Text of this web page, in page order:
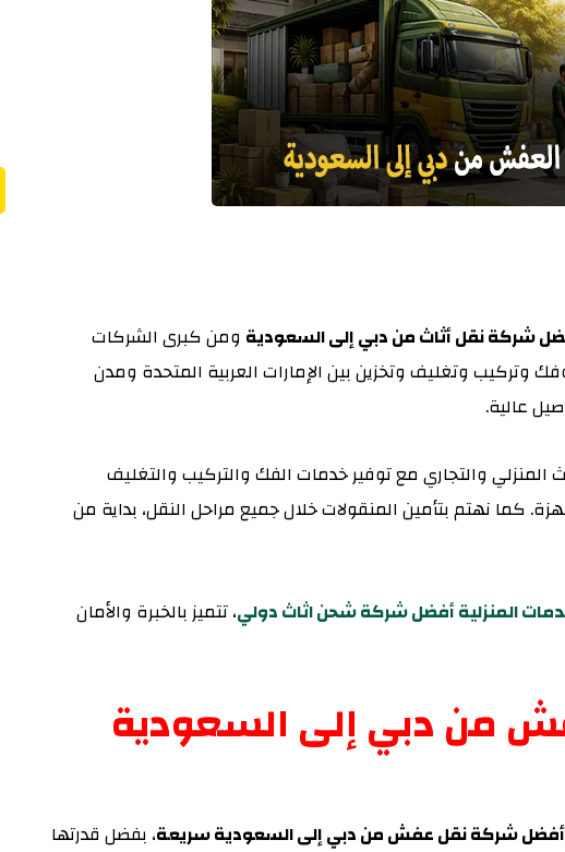
شركة نقل أثاث من دبي إلى السعودية ومن كبرى الشركات
وتغليف وتخزين بين الإمارات العربية المتحدة ومدن
عالية.
والتجاري مع توفير خدمات الفك والتركيب والتغليف
كما نهتم بتأمين المنقولات خلال جميع مراحل النقل، بداية من
المنزلية أفضل شركة شحن اثاث دولي، تتميز بالخبرة والأمان
من دبي إلى السعودية
أفضل شركة نقل عفش من دبي إلى السعودية سريعة، بفضل قدرتها